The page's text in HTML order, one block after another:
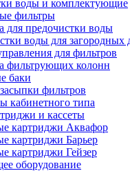
воды и комплектующие
фильтры
для предочистки воды
воды для загородных
для фильтров
фильтрующих колонн
баки
фильтров
кабинетного типа
и кассеты
картриджи Аквафор
картриджи Барьер
картриджи Гейзер
оборудование